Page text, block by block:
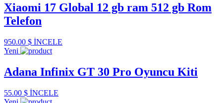
Xiaomi 17 Global 12 gb ram 512 gb Rom
Telefon
950.00 $ İNCELE
Yeni
Adana Infinix GT 30 Pro Oyuncu Kiti
55.00 $ İNCELE